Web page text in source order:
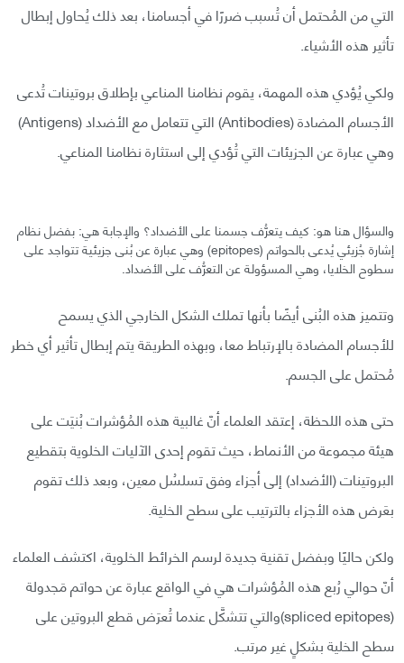
التي من المُحتمل أن تُسبب ضررًا في أجسامنا، بعد ذلك يُحاول إبطال
تأثير هذه الأشياء.
ولكي يُؤدي هذه المهمة، يقوم نظامنا المناعي بإطلاق بروتينات تُدعى
الأجسام المضادة (Antibodies) التي تتعامل مع الأضداد (Antigens)
وهي عبارة عن الجزيئات التي تُؤدي إلى استثارة نظامنا المناعي.
والسؤال هنا هو: كيف يتعرُّف جسمنا على الأضداد؟ والإجابة هي: بفضل نظام
إشارة جُزيئي يُدعى بالحواتم (epitopes) وهي عبارة عن بُنى جزيئية تتواجد على
سطوح الخلايا، وهي المسؤولة عن التعرُّف على الأضداد.
وتتميز هذه البُنى أيضًا بأنها تملك الشكل الخارجي الذي يسمح
للأجسام المضادة بالإرتباط معا، وبهذه الطريقة يتم إبطال تأثير أي خطر
مُحتمل على الجسم.
حتى هذه اللحظة، إعتقد العلماء أنّ غالبية هذه المُؤشرات بُنيَت على
هيئة مجموعة من الأنماط، حيث تقوم إحدى الآليات الخلوية بتقطيع
البروتينات (الأضداد) إلى أجزاء وفق تسلسُل معين، وبعد ذلك تقوم
بعَرض هذه الأجزاء بالترتيب على سطح الخلية.
ولكن حاليًا وبفضل تقنية جديدة لرسم الخرائط الخلوية، اكتشف العلماء
أنّ حوالي رُبع هذه المُؤشرات هي في الواقع عبارة عن حواتم مَجدولة
(spliced epitopes)والتي تتشكَّل عندما تُعرَض قطع البروتين على
سطح الخلية بشكلٍ غير مرتب.